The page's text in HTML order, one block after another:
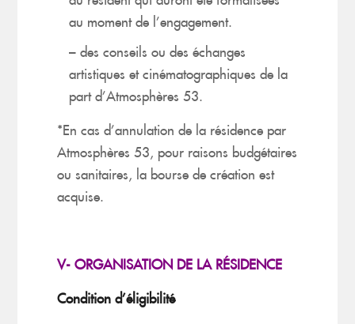
au moment de l’engagement.
– des conseils ou des échanges
artistiques et cinématographiques de la
part d’Atmosphères 53.
*En cas d’annulation de la résidence par
Atmosphères 53, pour raisons budgétaires
ou sanitaires, la bourse de création est
acquise.
V- ORGANISATION DE LA RÉSIDENCE
Condition d’éligibilité